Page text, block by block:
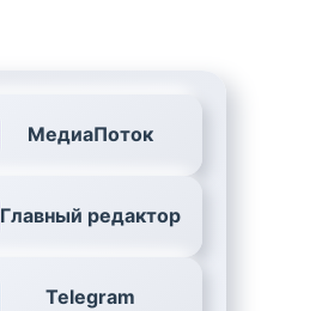
МедиаПоток
Главный редактор
Telegram